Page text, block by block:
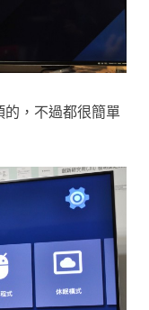
，不過都很簡單